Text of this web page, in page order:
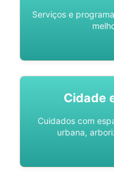
Serviços e
Cidade
Cuidados com
urbana,